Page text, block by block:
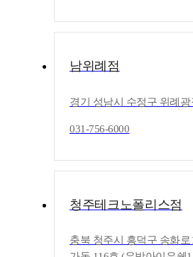
남위례점
경기 성남시 수정구 위례광
031-756-6000
청주테크노폴리스점
충북 청주시 흥덕구 송화로